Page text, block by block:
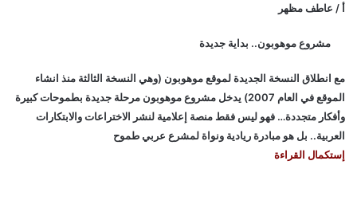
أ / عاطف مظهر
مشروع موهوبون.. بداية جديدة
مع انطلاق النسخة الجديدة لموقع موهوبون (وهي النسخة الثالثة منذ انشاء
الموقع في العام 2007) يدخل مشروع موهوبون مرحلة جديدة بطموحات كبيرة
وأفكار متجددة… فهو ليس فقط منصة إعلامية لنشر الاختراعات والابتكارات
العربية.. بل هو مبادرة ريادية ونواة لمشرع عربي طموح
إستكمال القراءة